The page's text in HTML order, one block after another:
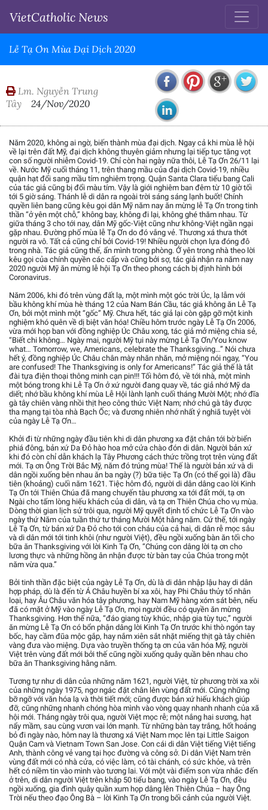
VietCatholic News
Lễ Tạ Ơn Mùa Đại Dịch 2020
Lm. Nguyễn Trung
Tây
24/Nov/2020
Năm 2020, không ai ngờ, biến thành mùa đại dịch. Ngay cả khi mùa lễ hội
về lại trên đất Mỹ, đại dịch không thuyên giảm nhưng lại tiếp tục tăng vọt
con số người nhiễm Covid-19. Chỉ còn hai ngày nữa thôi, Lễ Tạ Ơn 26/11 lại
về. Nước Mỹ cuối tháng 11, trên thang mầu của đại dịch Covid-19, nhiều
quận hạt đổi sang mầu tím nghiêm trọng. Quận Santa Clara tiểu bang Cali
của tác giả cũng bị đổi màu tím. Vậy là giới nghiêm ban đêm từ 10 giờ tối
tới 5 giờ sáng. Thánh lễ di dân ra ngoài trời sáng sáng lạnh buốt! Chính
quyền liên bang cũng kêu gọi dân Mỹ năm nay ăn mừng lễ Tạ Ơn trong tinh
thần “ở yên một chỗ,” không bay, không đi lại, không ghé thăm nhau. Từ
giữa tháng 3 cho tới nay, dân Mỹ gốc-Việt cũng như không-Việt ngần ngại
gặp nhau. Đường phố mùa lễ Tạ Ơn do đó vắng vẻ. Thương xá thưa thớt
người ra vô. Tất cả cũng chỉ bởi Covid-19! Nhiều người chọn lựa đóng đô
trong nhà. Tác giả cũng thế, ẩn mình trong phòng. Ở yên trong nhà theo lời
kêu gọi của chính quyền các cấp và cũng bởi sợ, tác giả nhận ra năm nay
2020 người Mỹ ăn mừng lễ hội Tạ Ơn theo phong cách bị định hình bởi
Coronavirus.
Năm 2006, khi đó trên vùng đất lạ, một mình một góc trời Úc, lạ lẫm với
bầu không khí mùa hè tháng 12 của Nam Bán Cầu, tác giả không ăn Lễ Tạ
Ơn, bởi một mình một “gốc” Mỹ. Chưa hết, tác giả lại còn gặp gỡ một kinh
nghiệm khó quên về dị biệt văn hóa! Chiều hôm trước ngày Lễ Tạ Ơn 2006,
vừa mới họp ban với đồng nghiệp Úc Châu xong, tác giả mở miệng chia sẻ,
“Biết chi không… Ngày mai, người Mỹ tụi này mừng Lễ Tạ Ơn/You know
what… Tomorrow, we, Americans, celebrate the Thanksgiving…” Nói chưa
hết ý, đồng nghiệp Úc Châu chân mày nhăn nhăn, mở miệng nói ngay, “You
are confused! The Thanksgiving is only for Americans!” Tác giả thế là tắt
đài tựa điện thoại thông minh cạn pin!!! Tối hôm đó, về tới nhà, một mình
một bóng trong khi Lễ Tạ Ơn ở xứ người đang quay về, tác giả nhớ Mỹ da
diết; nhớ bầu không khí mùa Lễ Hội lành lạnh cuối tháng Mười Một; nhớ đĩa
gà tây chiên vàng nhồi thịt heo công thức Việt Nam; nhớ chú gà tây được
tha mạng tại tòa nhà Bạch Ốc; và đương nhiên nhớ nhất ý nghiã tuyệt vời
của ngày Lễ Tạ Ơn…
Khởi đi từ những ngày đầu tiên khi di dân phương xa đặt chân tới bờ biển
phiá đông, bản xứ Da Đỏ hào hoa mở cửa chào đón di dân. Người bản xứ
khi đó còn chỉ dẫn khách lạ Tây Phương cách thức trồng trọt trên vùng đất
mới. Tạ ơn Ông Trời Bắc Mỹ, năm đó trúng mùa! Thế là người bản xứ và di
dân ngồi xuống bên nhau ăn ba ngày (?) bữa tiệc Tạ Ơn (có thể gọi là) đầu
tiên (khoảng) cuối năm 1621. Tiệc hôm đó, người di dân dâng cao lời Kinh
Tạ Ơn tới Thiên Chúa đã mang chuyến tàu phương xa tới đất mới, tạ ơn
Ngài cho tấm lòng hiếu khách của di dân, và tạ ơn Thiên Chúa cho vụ mùa.
Dòng thời gian lịch sử trôi qua, người Mỹ quyết định tổ chức Lễ Tạ Ơn vào
ngày thứ Năm của tuần thứ tư tháng Mười Một hằng năm. Cứ thế, tới ngày
Lễ Tạ Ơn, từ bản xứ Da Đỏ cho tới con cháu của cả hai, di dân rễ mọc sâu
và di dân mới tới tinh khôi (như người Việt), đều ngồi xuống bàn ăn tối cho
bữa ăn Thanksgiving với lời Kinh Tạ Ơn, “Chúng con dâng lời tạ ơn cho
lương thực và những hồng ân nhận được từ bàn tay của Chúa trong một
năm vừa qua.”
Bởi tinh thần đặc biệt của ngày Lễ Tạ Ơn, dù là di dân nhập lậu hay di dân
hợp pháp, dù là đến từ Á Châu huyền bí xa xôi, hay Phi Châu thủy tổ nhân
loại, hay Âu Châu văn hóa tây phương, hay Nam Mỹ hàng xóm sát bên, nếu
đã có mặt ở Mỹ vào ngày Lễ Tạ Ơn, mọi người đều có quyền ăn mừng
Thanksgiving. Hơn thế nữa, “đáo giang tùy khúc, nhập gia tùy tục,” người
ăn mừng Lễ Tạ Ơn có bổn phận dâng lời Kinh Tạ Ơn trước khi thò ngón tay
bốc, hay cầm đũa mộc gắp, hay nắm xiên sắt nhặt miếng thịt gà tây chiên
vàng đưa vào miệng. Dựa vào truyền thống tạ ơn của văn hóa Mỹ, người
Việt trên vùng đất mới bởi thế cũng ngồi xuống quây quần bên nhau cho
bữa ăn Thanksgiving hằng năm.
Tương tự như di dân của những năm 1621, người Việt, từ phương trời xa xôi
của những ngày 1975, ngơ ngác đặt chân lên vùng đất mới. Cũng những
bỡ ngỡ với văn hóa lạ và thời tiết mới; cũng được bản xứ hiếu khách giúp
đỡ, cũng những nhanh chóng hòa mình vào vòng quay nhanh nhanh của xã
hội mới. Tháng ngày trôi qua, người Việt mọc rễ; một nắng hai sương, hạt
nẩy mầm, sau cùng vươn vai lớn mạnh. Từ những bàn tay trắng, hốt hoảng
bỏ đi ngày nào, hôm nay là thương xá Việt Nam mọc lên tại Little Saigon
Quận Cam và Vietnam Town San Jose. Con cái di dân Việt tiếng Việt tiếng
Anh, thành công vẻ vang tại học đường và công sở. Di dân Việt Nam trên
vùng đất mới có nhà cửa, có việc làm, có tài chánh, có sức khỏe, và trên
hết có niềm tin vào mình vào tương lai. Với một vài điểm son vừa nhắc đến
ở trên, di dân người Việt trên khắp 50 tiểu bang, vào ngày Lễ Tạ Ơn, đều
ngồi xuống, gia đình quây quần xum họp dâng lên Thiên Chúa – hay Ông
Trời nếu theo đạo Ông Bà – lời Kinh Tạ Ơn trong bối cảnh của người Việt.